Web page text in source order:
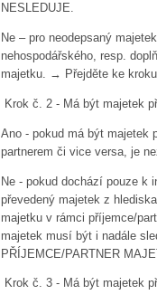
NESLEDUJE.
Ne – pro neodepsaný
nehospodářského, resp.
majetku. → Přejděte ke
Krok č. 2 - Má být majetek
Ano - pokud má být majetek
partnerem či vice versa, je
Ne - pokud dochází pouze k
převedený majetek z
majetku v rámci příjemce/
majetek musí být i nadále
PŘÍJEMCE/PARTNER
Krok č. 3 - Má být majetek